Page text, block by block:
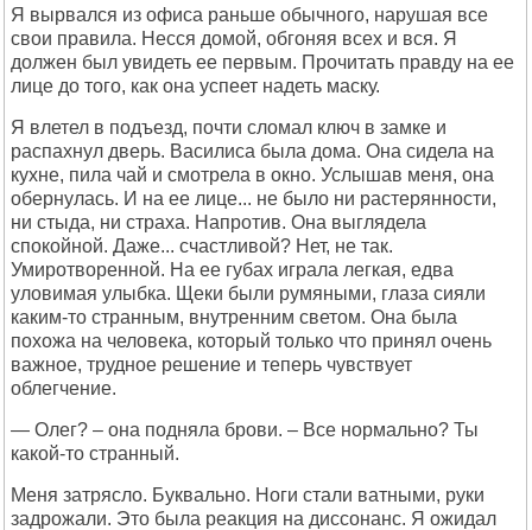
Я вырвался из офиса раньше обычного, нарушая все
свои правила. Несся домой, обгоняя всех и вся. Я
должен был увидеть ее первым. Прочитать правду на ее
лице до того, как она успеет надеть маску.
Я влетел в подъезд, почти сломал ключ в замке и
распахнул дверь. Василиса была дома. Она сидела на
кухне, пила чай и смотрела в окно. Услышав меня, она
обернулась. И на ее лице... не было ни растерянности,
ни стыда, ни страха. Напротив. Она выглядела
спокойной. Даже... счастливой? Нет, не так.
Умиротворенной. На ее губах играла легкая, едва
уловимая улыбка. Щеки были румяными, глаза сияли
каким-то странным, внутренним светом. Она была
похожа на человека, который только что принял очень
важное, трудное решение и теперь чувствует
облегчение.
— Олег? – она подняла брови. – Все нормально? Ты
какой-то странный.
Меня затрясло. Буквально. Ноги стали ватными, руки
задрожали. Это была реакция на диссонанс. Я ожидал